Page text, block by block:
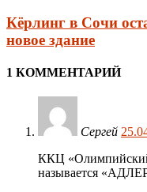
Кёрлинг в Сочи
новое здание
1 КОММЕНТАРИЙ
Сергей
ККЦ
называется